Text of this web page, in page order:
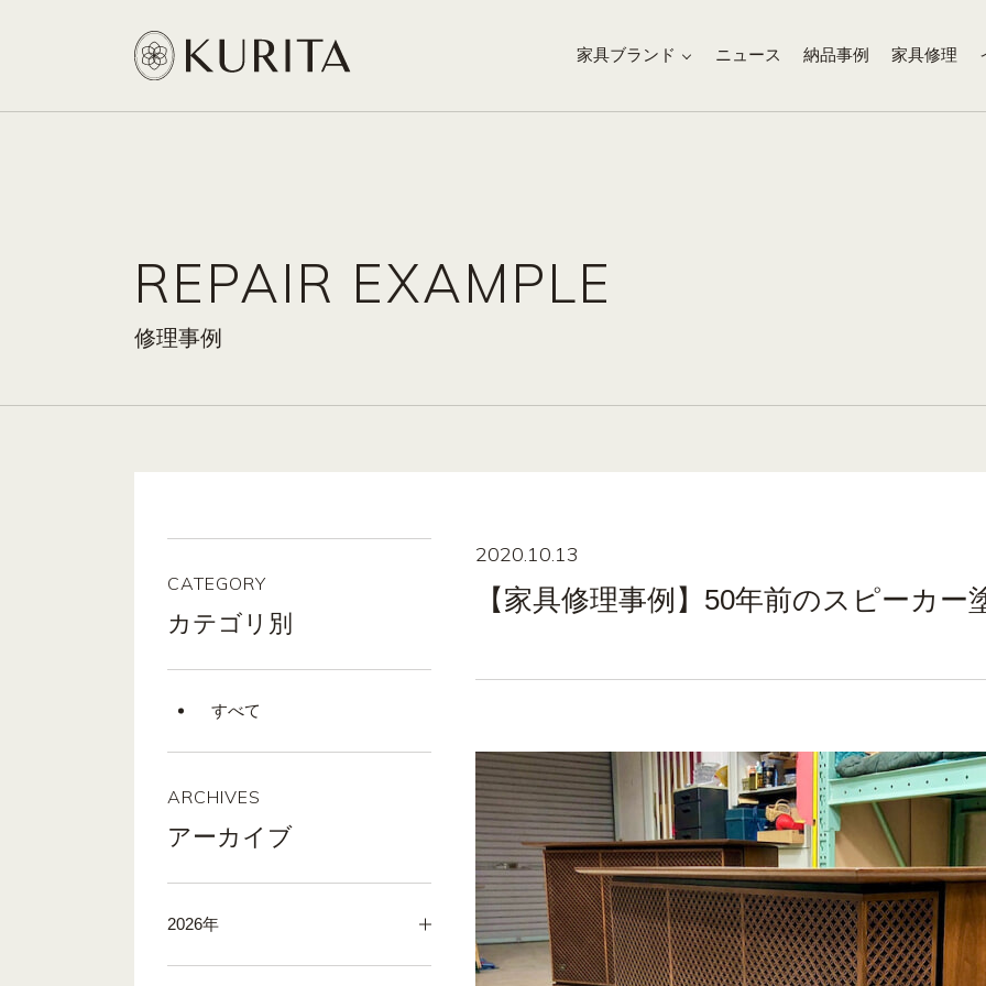
家具ブランド ニュース 納品事例 家具修理
REPAIR EXAMPLE
修理事例
CATEGORY
カテゴリ別
すべて
ARCHIVES
アーカイブ
2026年
2020.10.13
【家具修理事例】50年前のスピーカー